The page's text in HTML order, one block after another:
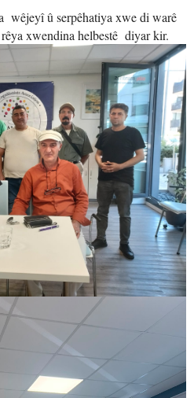
wêjeyî û serpêhatiya xwe di warê
xwendina helbestê diyar kir.